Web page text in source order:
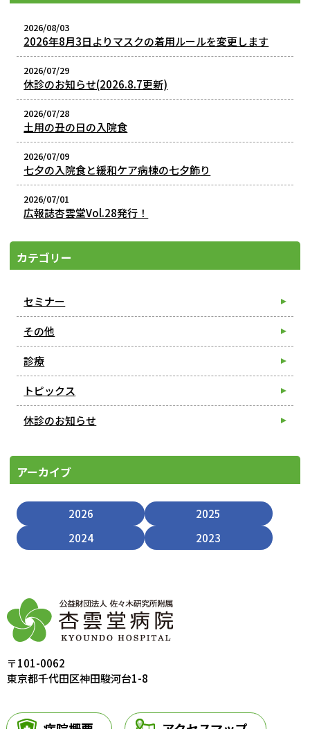
2026/08/03
2026年8月3日よりマスクの着用ルールを変更します
2026/07/29
休診のお知らせ(2026.8.7更新)
2026/07/28
土用の丑の日の入院食
2026/07/09
七夕の入院食と緩和ケア病棟の七夕飾り
2026/07/01
広報誌杏雲堂Vol.28発行！
カテゴリー
セミナー
その他
診療
トピックス
休診のお知らせ
アーカイブ
2026
2025
2024
2023
〒101-0062
東京都千代田区神田駿河台1-8